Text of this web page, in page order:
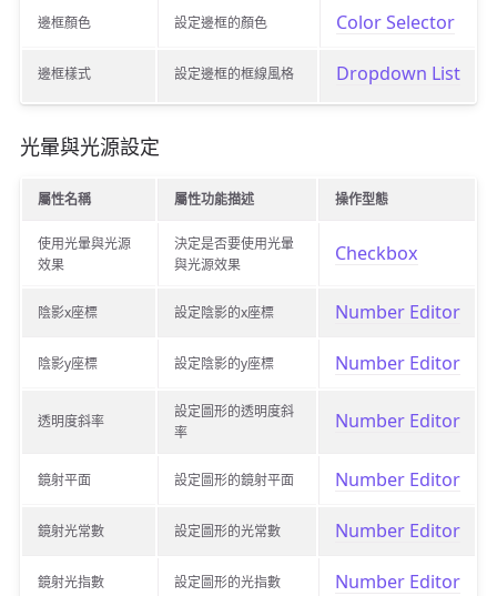
邊框顏色 設定邊框的顏色 Color Selector
邊框樣式 設定邊框的框線風格 Dropdown List
光暈與光源設定
屬性名稱 屬性功能描述 操作型態
使用光暈與光源
效果
決定是否要使用光暈
與光源效果
Checkbox
陰影x座標 設定陰影的x座標 Number Editor
陰影y座標 設定陰影的y座標 Number Editor
透明度斜率
設定圖形的透明度斜
率
Number Editor
鏡射平面 設定圖形的鏡射平面 Number Editor
鏡射光常數 設定圖形的光常數 Number Editor
鏡射光指數 設定圖形的光指數 Number Editor